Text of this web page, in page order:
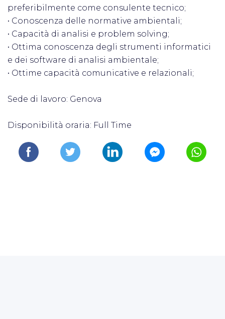
preferibilmente come consulente tecnico;
• Conoscenza delle normative ambientali;
• Capacità di analisi e problem solving;
• Ottima conoscenza degli strumenti informatici
e dei software di analisi ambientale;
• Ottime capacità comunicative e relazionali;
Sede di lavoro: Genova
Disponibilità oraria: Full Time